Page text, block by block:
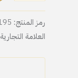
رمز المنتج:
العلامة